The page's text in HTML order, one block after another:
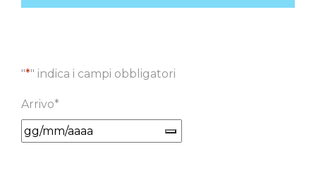
"*" indica i campi obbligatori
Arrivo*